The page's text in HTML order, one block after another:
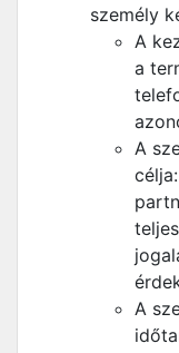
személy
A
a
A
A